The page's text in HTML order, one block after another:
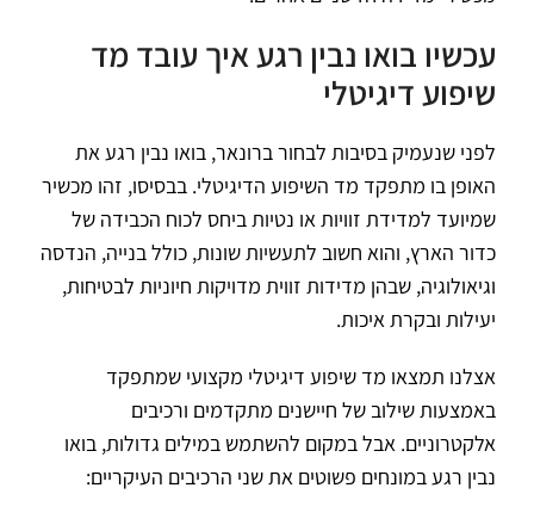
עכשיו בואו נבין רגע איך עובד מד
שיפוע דיגיטלי
לפני שנעמיק בסיבות לבחור ברונאר, בואו נבין רגע את
האופן בו מתפקד מד השיפוע הדיגיטלי. בבסיסו, זהו מכשיר
שמיועד למדידת זוויות או נטיות ביחס לכוח הכבידה של
כדור הארץ, והוא חשוב לתעשיות שונות, כולל בנייה, הנדסה
וגיאולוגיה, שבהן מדידות זווית מדויקות חיוניות לבטיחות,
יעילות ובקרת איכות.
אצלנו תמצאו מד שיפוע דיגיטלי מקצועי שמתפקד
באמצעות שילוב של חיישנים מתקדמים ורכיבים
אלקטרוניים. אבל במקום להשתמש במילים גדולות, בואו
נבין רגע במונחים פשוטים את שני הרכיבים העיקריים: